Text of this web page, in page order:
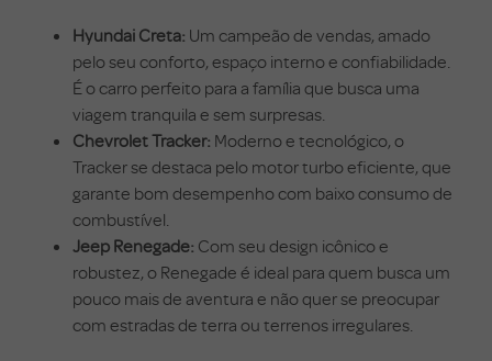
Hyundai Creta: Um campeão de vendas, amado
pelo seu conforto, espaço interno e confiabilidade.
É o carro perfeito para a família que busca uma
viagem tranquila e sem surpresas.
Chevrolet Tracker: Moderno e tecnológico, o
Tracker se destaca pelo motor turbo eficiente, que
garante bom desempenho com baixo consumo de
combustível.
Jeep Renegade: Com seu design icônico e
robustez, o Renegade é ideal para quem busca um
pouco mais de aventura e não quer se preocupar
com estradas de terra ou terrenos irregulares.